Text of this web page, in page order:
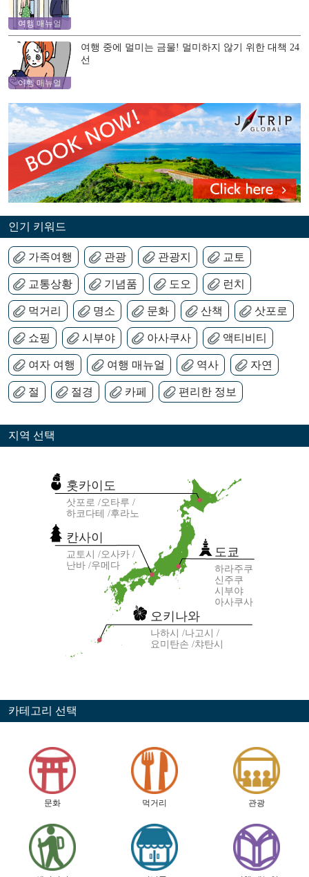
여행 매뉴얼
여행 매뉴얼
여행 중에 멀미는 금물! 멀미하지 않기 위한 대책 24
선
인기 키워드
가족여행 관광 관광지 교토
교통상황 기념품 도오 런치
먹거리 명소 문화 산책 삿포로
쇼핑 시부야 아사쿠사 액티비티
여자 여행 여행 매뉴얼 역사 자연
절 절경 카페 편리한 정보
지역 선택
도쿄
하라주쿠
신주쿠
시부야
아사쿠사
칸사이
교토시
오사카
난바 우메다
오키나와
나하시
나고시
요미탄손
챠탄시
홋카이도
삿포로
오타루
하코다테
후라노
카테고리 선택
문화 먹거리 관광